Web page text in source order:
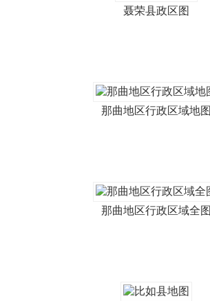
聂荣县政区图
那曲地区行政区域地图
那曲地区行政区域全图